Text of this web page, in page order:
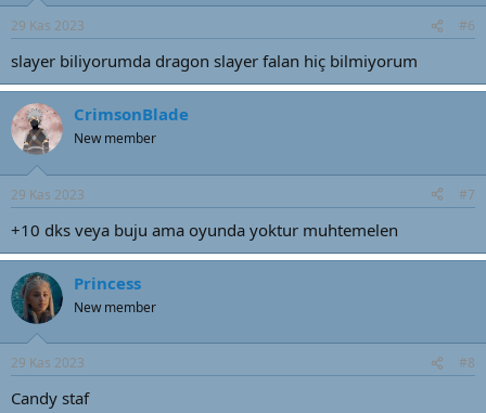
29 Kas 2023 #6
slayer biliyorumda dragon slayer falan hiç bilmiyorum
CrimsonBlade
New member
29 Kas 2023 #7
+10 dks veya buju ama oyunda yoktur muhtemelen
Princess
New member
29 Kas 2023 #8
Candy staf